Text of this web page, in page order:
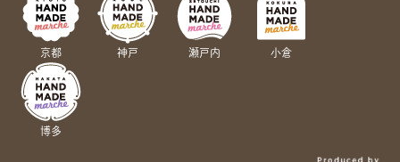
京都 神戸 瀬戸内 小倉
博多